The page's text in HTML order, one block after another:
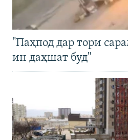
"Паҳпод дар тори
ин даҳшат буд"